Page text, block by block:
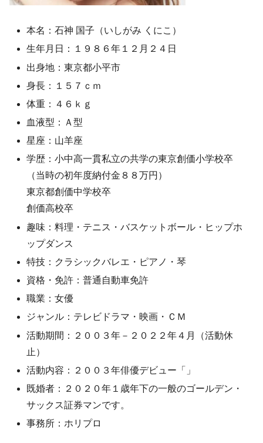
本名：石神 国子（いしがみ くにこ）
生年月日：１９８６年１２月２４日
出身地：東京都小平市
身長：１５７ｃｍ
体重：４６ｋｇ
血液型：Ａ型
星座：山羊座
学歴：小中高一貫私立の共学の東京創価小学校卒
（当時の初年度納付金８８万円）
東京都創価中学校卒
創価高校卒
趣味：料理・テニス・バスケットボール・ヒップホ
ップダンス
特技：クラシックバレエ・ピアノ・琴
資格・免許：普通自動車免許
職業：女優
ジャンル：テレビドラマ・映画・ＣＭ
活動期間：２００３年－２０２２年４月（活動休
止）
活動内容：２００３年俳優デビュー「」
既婚者：２０２０年１歳年下の一般のゴールデン・
サックス証券マンです。
事務所：ホリプロ